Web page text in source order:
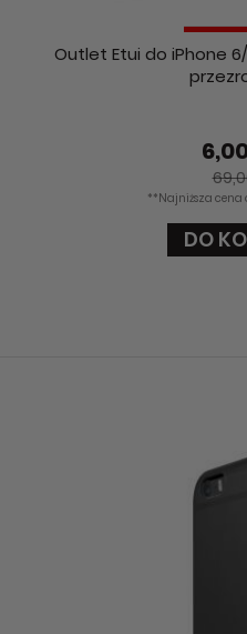
Outlet Etui do iPhone
**Najniższa cena
DO